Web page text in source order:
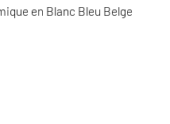
en Blanc Bleu Belge